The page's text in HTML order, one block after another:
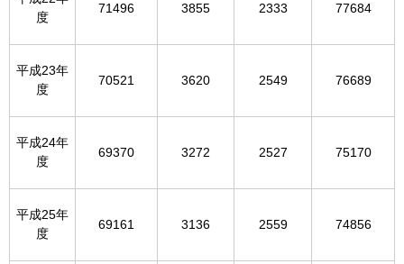
度
71496 3855 2333 77684
平成23年
度
70521 3620 2549 76689
平成24年
度
69370 3272 2527 75170
平成25年
度
69161 3136 2559 74856